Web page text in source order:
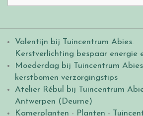
Valentijn bij Tuincentrum Abies
Kerstverlichting bespaar energie
Moederdag bij Tuincentrum Abies
kerstbomen verzorgingstips
Atelier Rébul bij Tuincentrum
Antwerpen (Deurne)
Kamerplanten - Planten -